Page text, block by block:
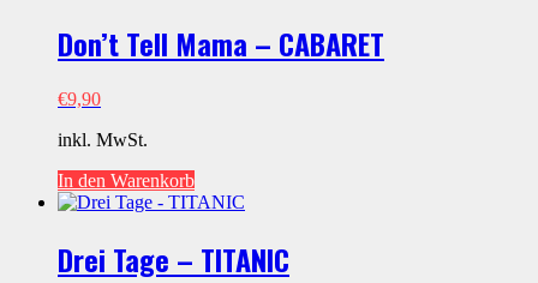
Don’t Tell Mama – CABARET
€9,90
inkl. MwSt.
In den Warenkorb
Drei Tage – TITANIC